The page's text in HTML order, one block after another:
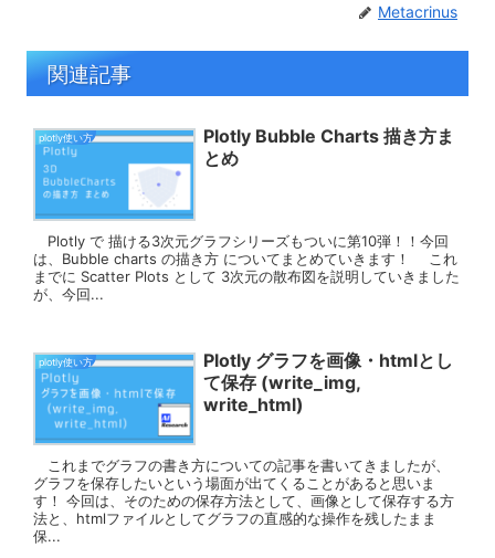
Metacrinus
関連記事
plotly使い方
Plotly Bubble Charts 描き方ま
とめ
Plotly で 描ける3次元グラフシリーズもついに第10弾！！今回
は、Bubble charts の描き方 についてまとめていきます！ これ
までに Scatter Plots として 3次元の散布図を説明していきました
が、今回...
plotly使い方
Plotly グラフを画像・htmlとし
て保存 (write_img,
write_html)
これまでグラフの書き方についての記事を書いてきましたが、
グラフを保存したいという場面が出てくることがあると思いま
す！ 今回は、そのための保存方法として、画像として保存する方
法と、htmlファイルとしてグラフの直感的な操作を残したまま
保...